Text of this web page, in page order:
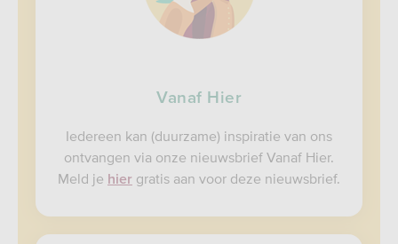
Vanaf Hier
Iedereen kan (duurzame) inspiratie van ons
ontvangen via onze nieuwsbrief Vanaf Hier.
Meld je hier gratis aan voor deze nieuwsbrief.